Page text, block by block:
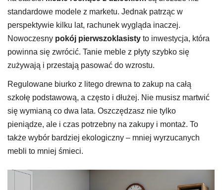
standardowe modele z marketu. Jednak patrząc w
perspektywie kilku lat, rachunek wygląda inaczej.
Nowoczesny pokój pierwszoklasisty to inwestycja, która
powinna się zwrócić. Tanie meble z płyty szybko się
zużywają i przestają pasować do wzrostu.
Regulowane biurko z litego drewna to zakup na całą
szkołę podstawową, a często i dłużej. Nie musisz martwić
się wymianą co dwa lata. Oszczędzasz nie tylko
pieniądze, ale i czas potrzebny na zakupy i montaż. To
także wybór bardziej ekologiczny – mniej wyrzucanych
mebli to mniej śmieci.